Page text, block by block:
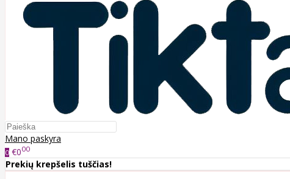
Mano paskyra
0 €000
Prekių krepšelis tuščias!